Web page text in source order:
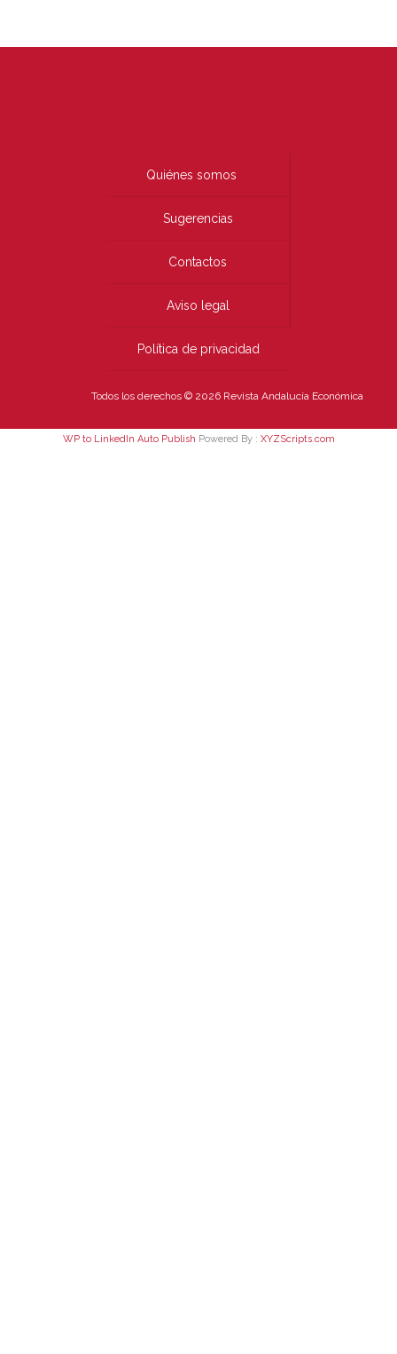
Quiénes somos
Sugerencias
Contactos
Aviso legal
Política de privacidad
Todos los derechos © 2026 Revista Andalucía Económica
WP to LinkedIn Auto Publish Powered By : XYZScripts.com